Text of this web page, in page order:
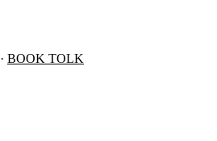
· BOOK TOLK